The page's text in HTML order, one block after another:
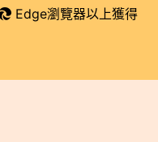
Edge瀏覽器以上獲得